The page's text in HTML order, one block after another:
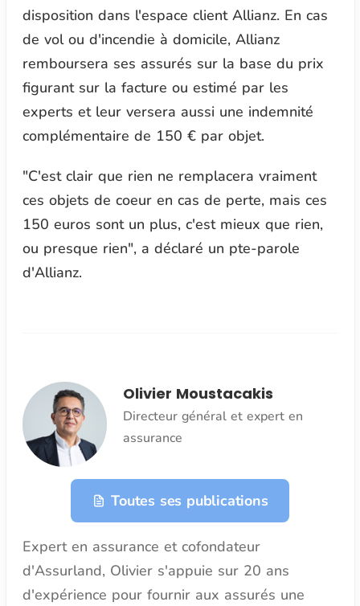
disposition dans l'espace client Allianz. En cas
de vol ou d'incendie à domicile, Allianz
remboursera ses assurés sur la base du prix
figurant sur la facture ou estimé par les
experts et leur versera aussi une indemnité
complémentaire de 150 € par objet.
"C'est clair que rien ne remplacera vraiment
ces objets de coeur en cas de perte, mais ces
150 euros sont un plus, c'est mieux que rien,
ou presque rien", a déclaré un pte-parole
d'Allianz.
Olivier Moustacakis
Directeur général et expert en
assurance
Toutes ses publications
Expert en assurance et cofondateur
d'Assurland, Olivier s'appuie sur 20 ans
d'expérience pour fournir aux assurés une